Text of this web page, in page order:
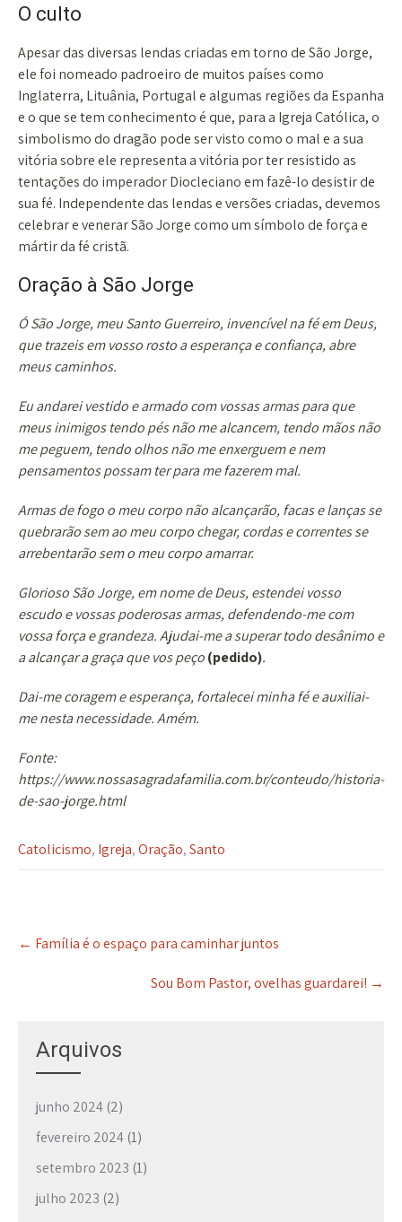
O culto
Apesar das diversas lendas criadas em torno de São Jorge,
ele foi nomeado padroeiro de muitos países como
Inglaterra, Lituânia, Portugal e algumas regiões da Espanha
e o que se tem conhecimento é que, para a Igreja Católica, o
simbolismo do dragão pode ser visto como o mal e a sua
vitória sobre ele representa a vitória por ter resistido as
tentações do imperador Diocleciano em fazê-lo desistir de
sua fé. Independente das lendas e versões criadas, devemos
celebrar e venerar São Jorge como um símbolo de força e
mártir da fé cristã.
Oração à São Jorge
Ó São Jorge, meu Santo Guerreiro, invencível na fé em Deus,
que trazeis em vosso rosto a esperança e confiança, abre
meus caminhos.
Eu andarei vestido e armado com vossas armas para que
meus inimigos tendo pés não me alcancem, tendo mãos não
me peguem, tendo olhos não me enxerguem e nem
pensamentos possam ter para me fazerem mal.
Armas de fogo o meu corpo não alcançarão, facas e lanças se
quebrarão sem ao meu corpo chegar, cordas e correntes se
arrebentarão sem o meu corpo amarrar.
Glorioso São Jorge, em nome de Deus, estendei vosso
escudo e vossas poderosas armas, defendendo-me com
vossa força e grandeza. Ajudai-me a superar todo desânimo e
a alcançar a graça que vos peço(pedido).
Dai-me coragem e esperança, fortalecei minha fé e auxiliai-
me nesta necessidade. Amém.
Fonte:
https://www.nossasagradafamilia.com.br/conteudo/historia-
de-sao-jorge.html
Catolicismo, Igreja,Oração,Santo
o
← Família é o espaço para caminhar juntos
Sou Bom Pastor, ovelhas guardarei! →
Arquivos
junho 2024 (2)
fevereiro 2024 (1)
setembro 2023 (1)
julho 2023 (2)